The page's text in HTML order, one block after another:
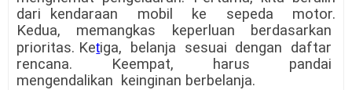
dari kendaraan mobil ke sepeda motor.
Kedua, memangkas keperluan berdasarkan
prioritas. Ketiga, belanja sesuai dengan daftar
rencana. Keempat, harus pandai
mengendalikan keinginan berbelanja.